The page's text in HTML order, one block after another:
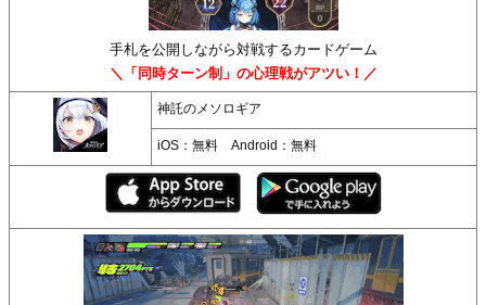
手札を公開しながら対戦するカードゲーム
＼「同時ターン制」の心理戦がアツい！／
神託のメソロギア
iOS：無料 Android：無料